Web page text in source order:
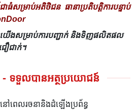
ម្រាប់អតិថិជន ធានាប្រតិបត្តិការបន្ទាប់
យើងសម្រាប់ការបញ្ជាក់ និងទិញផលិតផល
ឿជាក់។
- ទទួលបានអត្ថប្រយោជន៍
នៅពេលរចនានិងដំឡើងប្រព័ន្ធ